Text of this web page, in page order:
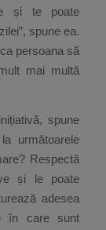
și te poate
spune ea.
persoana să
mai multă
spune
următoarele
Respectă
și le poate
adesea
în care sunt